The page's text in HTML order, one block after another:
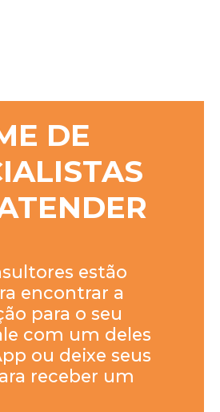
DE
estão
encontrar a
para o seu
com um deles
ou deixe seus
receber um